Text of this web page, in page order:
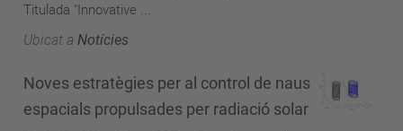
Titulada "Innovative ...
Ubicat a Notícies
Noves estratègies per al control de naus
espacials propulsades per radiació solar